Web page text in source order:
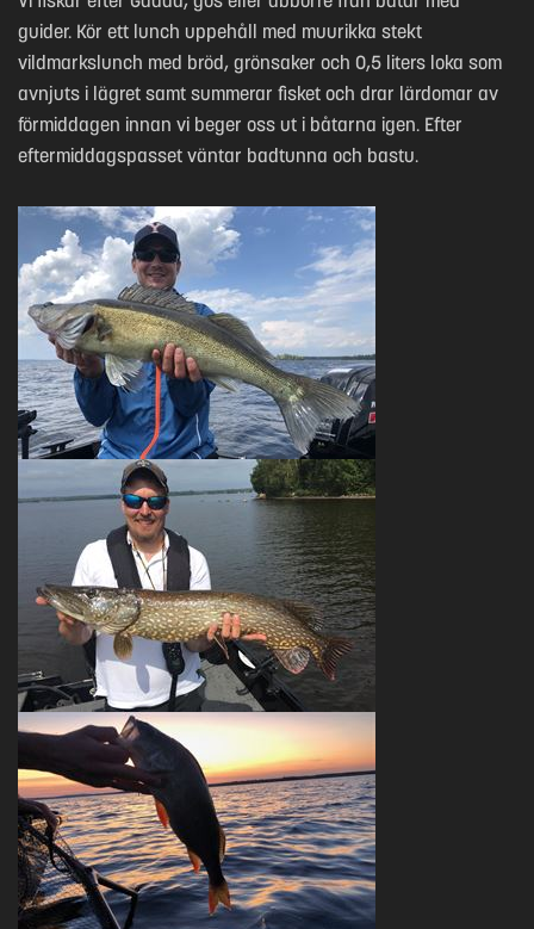
guider. Kör ett lunch uppehåll med muurikka stekt
vildmarkslunch med bröd, grönsaker och 0,5 liters loka som
avnjuts i lägret samt summerar fisket och drar lärdomar av
förmiddagen innan vi beger oss ut i båtarna igen. Efter
eftermiddagspasset väntar badtunna och bastu.